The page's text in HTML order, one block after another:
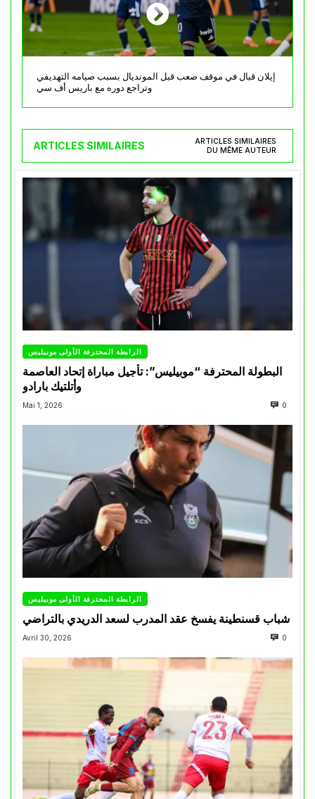
إيلان قبال في موقف صعب قبل المونديال بسبب صيامه التهديفي
وتراجع دوره مع باريس أف سي
ARTICLES SIMILAIRES
ARTICLES SIMILAIRES
DU MÊME AUTEUR
الرابطة المحترفة الأولى موبيليس
البطولة المحترفة “موبيليس”: تأجيل مباراة إتحاد العاصمة
وأتلتيك بارادو
Mai 1, 2026 0
الرابطة المحترفة الأولى موبيليس
شباب قسنطينة يفسخ عقد المدرب لسعد الدريدي بالتراضي
Avril 30, 2026 0